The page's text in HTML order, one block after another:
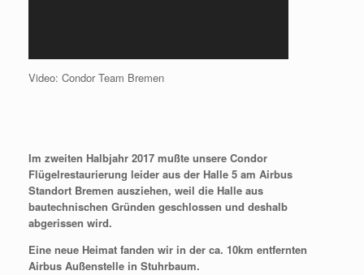
Video: Condor Team Bremen
Im zweiten Halbjahr 2017 mußte unsere Condor
Flügelrestaurierung leider aus der Halle 5 am Airbus
Standort Bremen ausziehen, weil die Halle aus
bautechnischen Gründen geschlossen und deshalb
abgerissen wird.
Eine neue Heimat fanden wir in der ca. 10km entfernten
Airbus Außenstelle in Stuhrbaum.